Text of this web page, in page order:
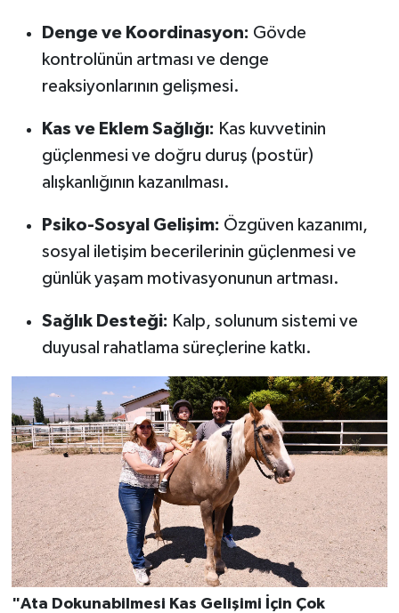
Denge ve Koordinasyon: Gövde
kontrolünün artması ve denge
reaksiyonlarının gelişmesi.
Kas ve Eklem Sağlığı: Kas kuvvetinin
güçlenmesi ve doğru duruş (postür)
alışkanlığının kazanılması.
Psiko-Sosyal Gelişim: Özgüven kazanımı,
sosyal iletişim becerilerinin güçlenmesi ve
günlük yaşam motivasyonunun artması.
Sağlık Desteği: Kalp, solunum sistemi ve
duyusal rahatlama süreçlerine katkı.
"Ata Dokunabilmesi Kas Gelişimi İçin Çok